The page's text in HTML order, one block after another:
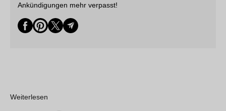
Ankündigungen mehr verpasst!
Weiterlesen